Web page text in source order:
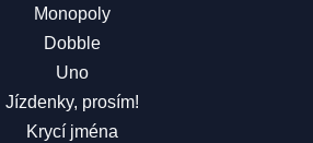
Monopoly
Dobble
Uno
Jízdenky, prosím!
Krycí jména